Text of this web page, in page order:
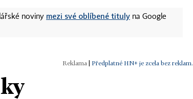
noviny mezi své oblíbené tituly na Google
| Předplatné HN+ je zcela bez reklam.